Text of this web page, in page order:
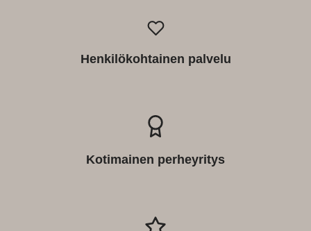
Henkilökohtainen palvelu
Kotimainen perheyritys